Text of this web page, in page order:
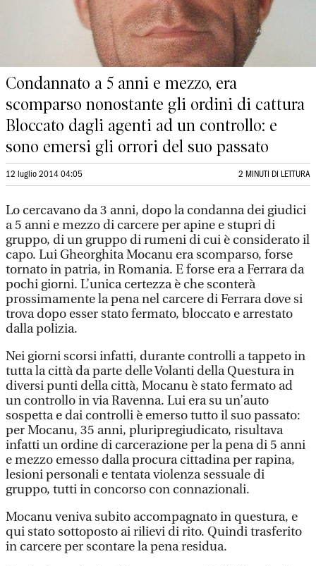
Condannato a 5 anni e mezzo, era
scomparso nonostante gli ordini di cattura
Bloccato dagli agenti ad un controllo: e
sono emersi gli orrori del suo passato
12 luglio 2014 04:05 2 MINUTI DI LETTURA
Lo cercavano da 3 anni, dopo la condanna dei giudici
a 5 anni e mezzo di carcere per apine e stupri di
gruppo, di un gruppo di rumeni di cui è considerato il
capo. Lui Gheorghita Mocanu era scomparso, forse
tornato in patria, in Romania. E forse era a Ferrara da
pochi giorni. L’unica certezza è che sconterà
prossimamente la pena nel carcere di Ferrara dove si
trova dopo esser stato fermato, bloccato e arrestato
dalla polizia.
Nei giorni scorsi infatti, durante controlli a tappeto in
tutta la città da parte delle Volanti della Questura in
diversi punti della città, Mocanu è stato fermato ad
un controllo in via Ravenna. Lui era su un’auto
sospetta e dai controlli è emerso tutto il suo passato:
per Mocanu, 35 anni, pluripregiudicato, risultava
infatti un ordine di carcerazione per la pena di 5 anni
e mezzo emesso dalla procura cittadina per rapina,
lesioni personali e tentata violenza sessuale di
gruppo, tutti in concorso con connazionali.
Mocanu veniva subito accompagnato in questura, e
qui stato sottoposto ai rilievi di rito. Quindi trasferito
in carcere per scontare la pena residua.